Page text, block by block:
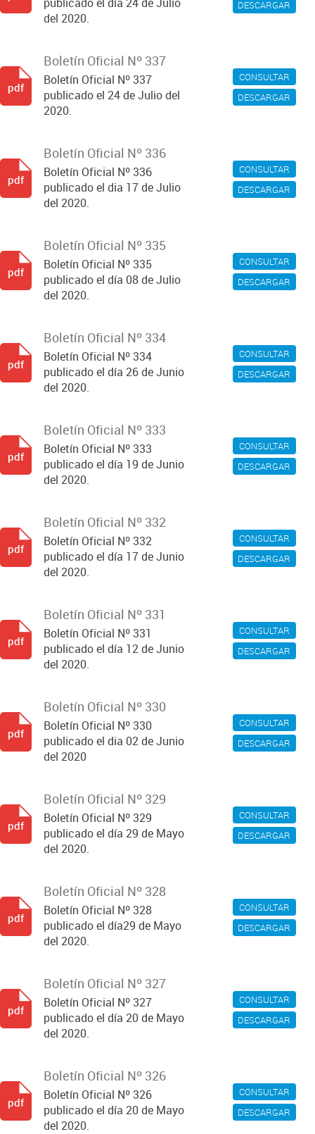
DESCARGAR
del 2020.
CONSULTAR
DESCARGAR
Boletín Oficial Nº 337
Boletín Oficial Nº 337
publicado el 24 de Julio del
2020.
pdf
CONSULTAR
DESCARGAR
Boletín Oficial Nº 336
Boletín Oficial Nº 336
publicado el dia 17 de Julio
del 2020.
pdf
CONSULTAR
DESCARGAR
Boletín Oficial Nº 335
Boletín Oficial Nº 335
publicado el día 08 de Julio
del 2020.
pdf
CONSULTAR
DESCARGAR
Boletín Oficial Nº 334
Boletín Oficial Nº 334
publicado el día 26 de Junio
del 2020.
pdf
CONSULTAR
DESCARGAR
Boletín Oficial Nº 333
Boletín Oficial Nº 333
publicado el día 19 de Junio
del 2020.
pdf
CONSULTAR
DESCARGAR
Boletín Oficial Nº 332
Boletín Oficial Nº 332
publicado el día 17 de Junio
del 2020.
pdf
CONSULTAR
DESCARGAR
Boletín Oficial Nº 331
Boletín Oficial Nº 331
publicado el día 12 de Junio
del 2020.
pdf
CONSULTAR
DESCARGAR
Boletín Oficial Nº 330
Boletín Oficial Nº 330
publicado el dia 02 de Junio
del 2020
pdf
CONSULTAR
DESCARGAR
Boletín Oficial Nº 329
Boletín Oficial Nº 329
publicado el día 29 de Mayo
del 2020.
pdf
CONSULTAR
DESCARGAR
Boletín Oficial Nº 328
Boletín Oficial Nº 328
publicado el día29 de Mayo
del 2020.
pdf
CONSULTAR
DESCARGAR
Boletín Oficial Nº 327
Boletín Oficial Nº 327
publicado el día 20 de Mayo
del 2020.
pdf
CONSULTAR
DESCARGAR
Boletín Oficial Nº 326
Boletín Oficial Nº 326
publicado el día 20 de Mayo
del 2020.
pdf